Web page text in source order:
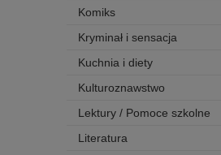
Komiks
Kryminał i sensacja
Kuchnia i diety
Kulturoznawstwo
Lektury / Pomoce szkolne
Literatura